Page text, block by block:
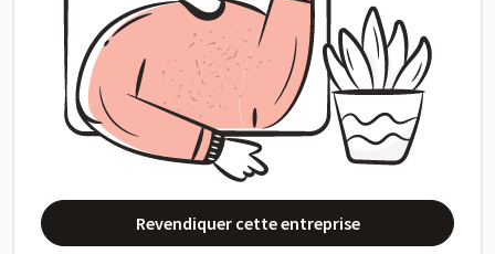
Revendiquer cette entreprise